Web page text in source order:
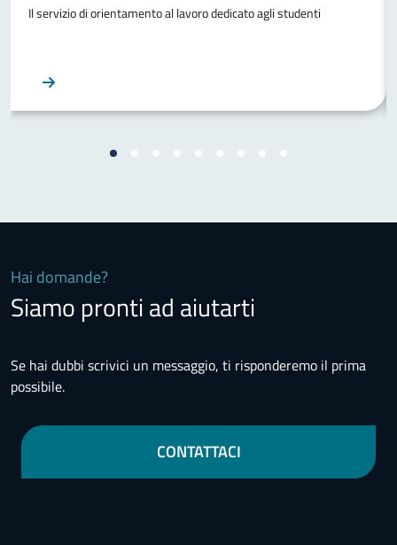
Il servizio di orientamento al lavoro dedicato agli studenti
Hai domande?
Siamo pronti ad aiutarti
Se hai dubbi scrivici un messaggio, ti risponderemo il prima
possibile.
CONTATTACI